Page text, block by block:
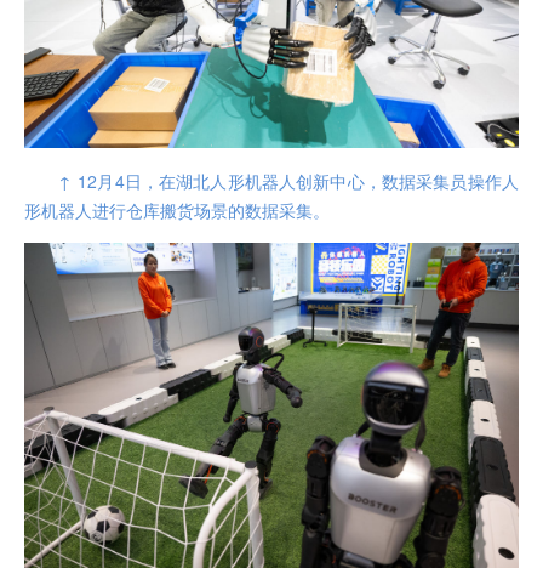
↑ 12月4日，在湖北人形机器人创新中心，数据采集员操作人
形机器人进行仓库搬货场景的数据采集。